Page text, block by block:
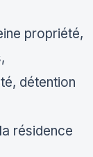
propriété,
détention
résidence